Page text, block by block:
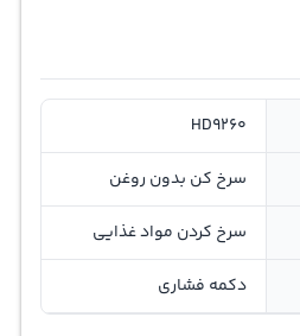
HD9260
سرخ کن بدون روغن
سرخ‌ کردن مواد غذایی
دکمه فشاری